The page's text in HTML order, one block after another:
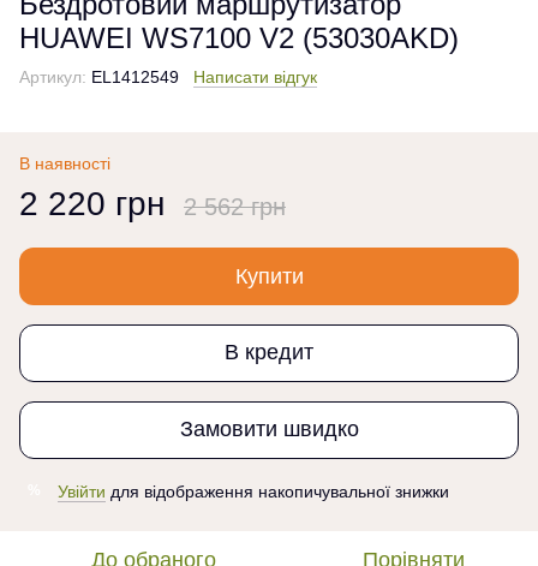
HUAWEI WS7100 V2 (53030AKD)
Артикул: EL1412549 Написати відгук
В наявності
2 220 грн 2 562 грн
Купити
В кредит
Замовити швидко
Увійти для відображення накопичувальної знижки
До обраного Порівняти